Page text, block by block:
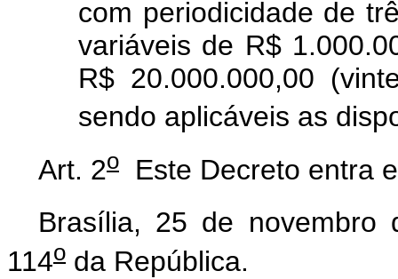
com periodicidade de
variáveis de R$
R$ 20.000.000,00
sendo aplicáveis as
Art. 2o Este Decreto entra
Brasília, 25 de novembro
114o da República.